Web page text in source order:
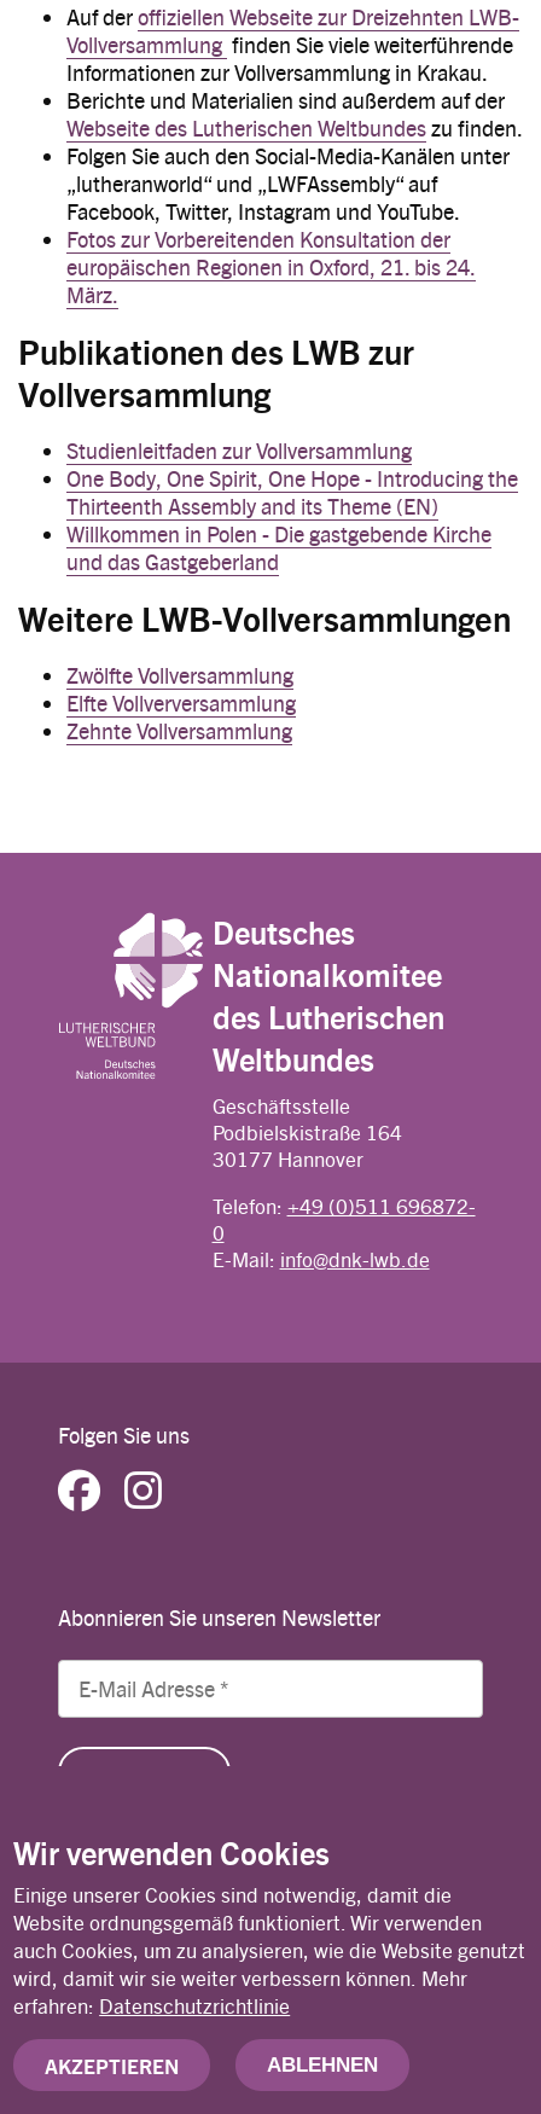
Auf deroffiziellen Webseite zur Dreizehnten LWB-
Vollversammlung finden Sie viele weiterführende
Informationen zur Vollversammlung in Krakau.
Berichte und Materialien sind außerdem auf der
Webseite des Lutherischen Weltbundeszu finden.
Folgen Sie auch den Social-Media-Kanälen unter
„lutheranworld“ und „LWFAssembly“ auf
Facebook, Twitter, Instagram und YouTube.
Fotos zur Vorbereitenden Konsultation der
europäischen Regionen in Oxford, 21. bis 24.
März.
Publikationen des LWB zur
Vollversammlung
Studienleitfaden zur Vollversammlung
One Body, One Spirit, One Hope - Introducing the
Thirteenth Assembly and its Theme (EN)
Willkommen in Polen - Die gastgebende Kirche
und das Gastgeberland
Weitere LWB-Vollversammlungen
Zwölfte Vollversammlung
Elfte Vollverversammlung
Zehnte Vollversammlung
Deutsches
Nationalkomitee
des Lutherischen
Weltbundes
Geschäftsstelle
Podbielskistraße 164
30177 Hannover
Telefon: +49 (0)511 696872-
0
E-Mail: info@dnk-lwb.de
Folgen Sie uns
Abonnieren Sie unseren Newsletter
© Copyright 2026 Lutheran World Federation
Kontakt Privacy Policy Terms of Use
Deutsches Nationalkomitee des Lutherischen
Weltbundes (DNK/LWB)
Wir verwenden Cookies
Einige unserer Cookies sind notwendig, damit die
Website ordnungsgemäß funktioniert. Wir verwenden
auch Cookies, um zu analysieren, wie die Website genutzt
wird, damit wir sie weiter verbessern können. Mehr
erfahren: Datenschutzrichtlinie
AKZEPTIEREN ABLEHNEN